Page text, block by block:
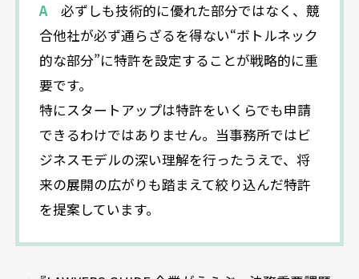
A必ずしも技術的に優れた部分ではなく、競
合他社が必ず通らざるを得ない“ボトルネック
的な部分”に特許を設定することが戦略的に重
要です。
特にスタートアップは特許をいくらでも申請
できるわけではありません。当事務所ではビ
ジネスモデルの深い理解を行ったうえで、将
来の展開の広がりも踏まえて絞り込んだ特許
を提案しています。